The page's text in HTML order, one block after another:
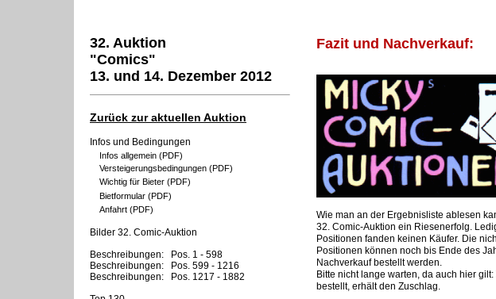
32. Auktion
"Comics"
13. und 14. Dezember 2012
Zurück zur aktuellen Auktion
Infos und Bedingungen
Infos allgemein (PDF)
Versteigerungsbedingungen (PDF)
Wichtig für Bieter (PDF)
Bietformular (PDF)
Anfahrt (PDF)
Bilder 32. Comic-Auktion
Beschreibungen: Pos. 1 - 598
Beschreibungen: Pos. 599 - 1216
Beschreibungen: Pos. 1217 - 1882
Fazit und Nachverkauf:
Wie man an der Ergebnisliste ablesen
32. Comic-Auktion ein Riesenerfolg.
Positionen fanden keinen Käufer. Die
Positionen können noch bis Ende des
Nachverkauf bestellt werden.
Bitte nicht lange warten, da auch hier gilt:
bestellt, erhält den Zuschlag.